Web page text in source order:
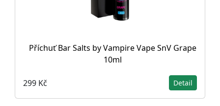
Příchuť Bar Salts by Vampire Vape SnV Grape
10ml
299 Kč Detail